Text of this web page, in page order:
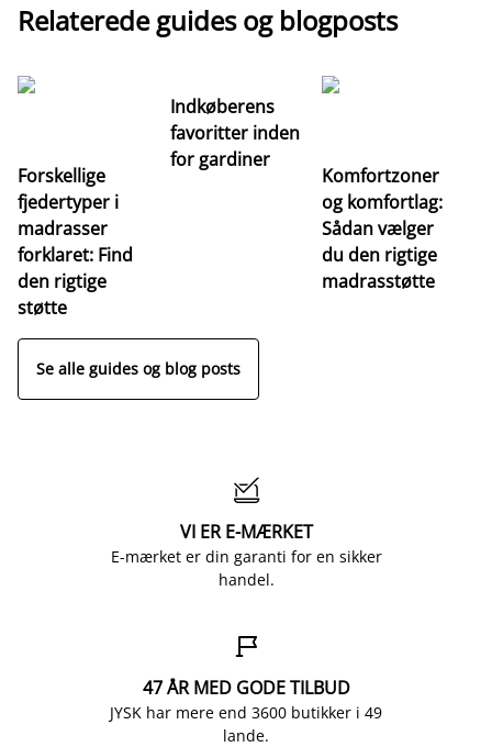
Relaterede guides og blogposts
Forskellige
fjedertyper i
madrasser
forklaret: Find
den rigtige
støtte
Indkøberens
favoritter inden
for gardiner
Komfortzoner
og komfortlag:
Sådan vælger
du den rigtige
madrasstøtte
Se alle guides og blog posts

VI ER E-MÆRKET
E-mærket er din garanti for en sikker
handel.

47 ÅR MED GODE TILBUD
JYSK har mere end 3600 butikker i 49
lande.